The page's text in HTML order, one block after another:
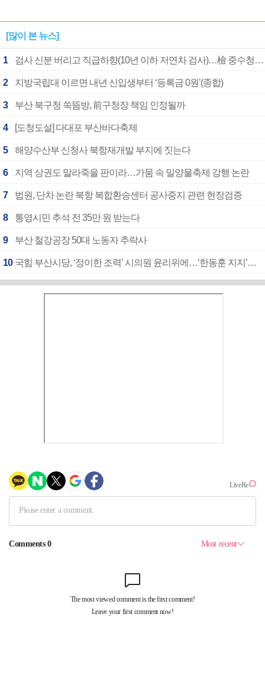
[많이 본 뉴스]
1 검사 신분 버리고 직급하향(10년 이하 저연차 검사)…檢 중수청행 기피
2 지방국립대 이르면 내년 신입생부터 ‘등록금 0원’(종합)
3 부산 북구청 쑥뜸방, 前구청장 책임 인정될까
4 [도청도설] 다대포 부산바다축제
5 해양수산부 신청사 북항재개발 부지에 짓는다
6 지역 상권도 말라죽을 판이라…가뭄 속 밀양물축제 강행 논란
7 법원, 단차 논란 북항 복합환승센터 공사중지 관련 현장검증
8 통영시민 추석 전 35만 원 받는다
9 부산 철강공장 50대 노동자 추락사
10 국힘 부산시당, ‘정이한 조력’ 시의원 윤리위에…‘한동훈 지지’도 신고접수